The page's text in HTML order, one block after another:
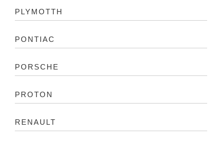
PLYMOTTH
PONTIAC
PORSCHE
PROTON
RENAULT